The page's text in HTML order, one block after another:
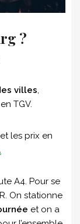
?
villes,
TGV.
les prix en
A4. Pour se
On stationne
et on a